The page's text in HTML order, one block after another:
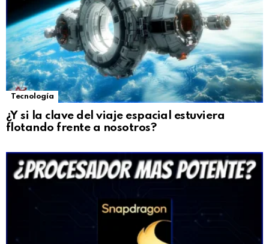
Tecnología
¿Y si la clave del viaje espacial estuviera
flotando frente a nosotros?